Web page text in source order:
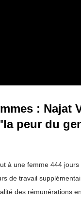
: Najat
peur du
à une femme 444
de travail
des rémunérations